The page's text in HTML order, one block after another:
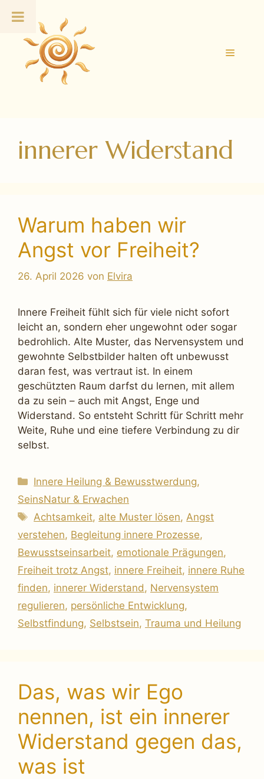
Inhalt
springen
Menü
innerer Widerstand
Warum haben wir
Angst vor Freiheit?
26. April 2026 von Elvira
Innere Freiheit fühlt sich für viele nicht sofort
leicht an, sondern eher ungewohnt oder sogar
bedrohlich. Alte Muster, das Nervensystem und
gewohnte Selbstbilder halten oft unbewusst
daran fest, was vertraut ist. In einem
geschützten Raum darfst du lernen, mit allem
da zu sein – auch mit Angst, Enge und
Widerstand. So entsteht Schritt für Schritt mehr
Weite, Ruhe und eine tiefere Verbindung zu dir
selbst.
Kategorien
Innere Heilung & Bewusstwerdung,
SeinsNatur & Erwachen
Schlagwörter
Achtsamkeit, alte Muster lösen, Angst
verstehen, Begleitung innere Prozesse,
Bewusstseinsarbeit, emotionale Prägungen,
Freiheit trotz Angst, innere Freiheit, innere Ruhe
finden, innerer Widerstand , Nervensystem
regulieren, persönliche Entwicklung,
Selbstfindung, Selbstsein, Trauma und Heilung
Das, was wir Ego
nennen, ist ein innerer
Widerstand gegen das,
was ist